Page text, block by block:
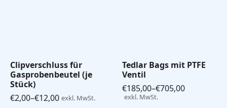
Clipverschluss für
Gasprobenbeutel (je
Stück)
€2,00–€12,00
Preisspanne: exkl. MwSt.
Tedlar Bags mit PTFE
Ventil
€185,00–€705,00
Preisspanne:
exkl. MwSt.